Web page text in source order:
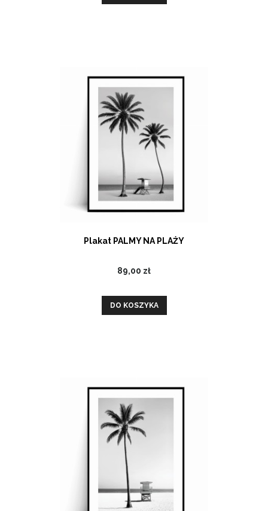
Plakat PALMY NA PLAŻY
89,00 zł
DO KOSZYKA